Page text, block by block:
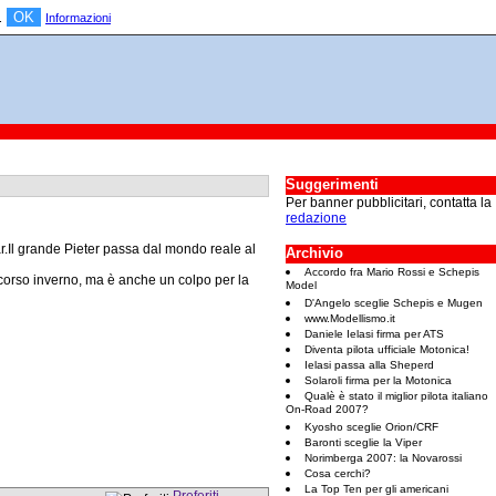
OK Informazioni
grande Pieter passa dal mondo reale al
inverno, ma è anche un colpo per la
Suggerimenti
Per banner pubblicitari, contatta la
redazione
Archivio
Accordo fra Mario Rossi e Schepis
Model
D'Angelo sceglie Schepis e Mugen
www.Modellismo.it
Daniele Ielasi firma per ATS
Diventa pilota ufficiale Motonica!
Ielasi passa alla Sheperd
Solaroli firma per la Motonica
Qualè è stato il miglior pilota italiano
On-Road 2007?
Kyosho sceglie Orion/CRF
Baronti sceglie la Viper
Norimberga 2007: la Novarossi
Cosa cerchi?
La Top Ten per gli americani